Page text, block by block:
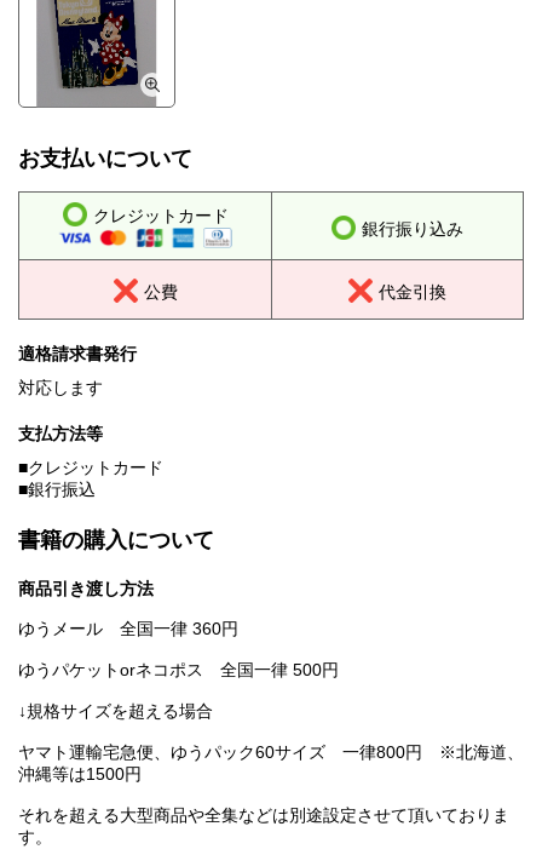
お支払いについて
クレジットカード
銀行振り込み
公費 代金引換
適格請求書発行
対応します
支払方法等
■クレジットカード
■銀行振込
書籍の購入について
商品引き渡し方法
ゆうメール 全国一律 360円
ゆうパケットorネコポス 全国一律 500円
↓規格サイズを超える場合
ヤマト運輸宅急便、ゆうパック60サイズ 一律800円 ※北海道、
沖縄等は1500円
それを超える大型商品や全集などは別途設定させて頂いておりま
す。